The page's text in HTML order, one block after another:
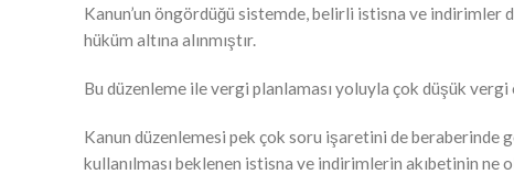
Kanun’un öngördüğü sistemde, belirli istisna ve indirimler
hüküm altına alınmıştır.
Bu düzenleme ile vergi planlaması yoluyla çok düşük
Kanun düzenlemesi pek çok soru işaretini de beraberinde
kullanılması beklenen istisna ve indirimlerin akıbetinin ne